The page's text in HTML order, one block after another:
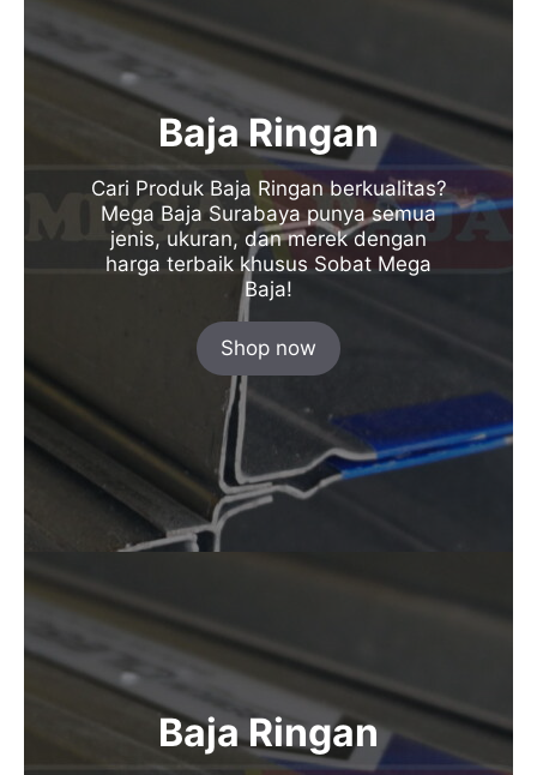
Baja Ringan
Cari Produk Baja Ringan berkualitas?
Mega Baja Surabaya punya semua
jenis, ukuran, dan merek dengan
harga terbaik khusus Sobat Mega
Baja!
Shop now
Baja Ringan